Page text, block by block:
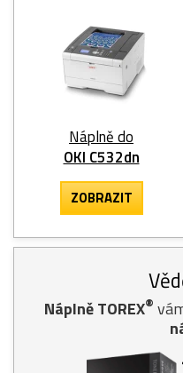
Náplně do
OKI C532dn
ZOBRAZIT
Náplně TOREX®